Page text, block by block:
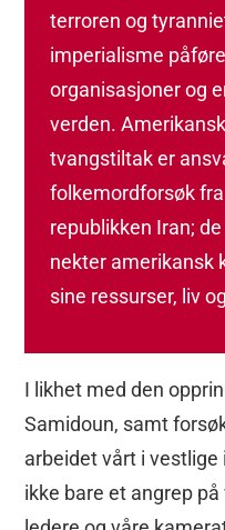
terroren og
imperialisme
organisasjoner og
verden.
tvangstiltak er
folkemordforsøk
republikken Iran;
nekter amerikansk
sine ressurser, liv
I likhet med den
Samidoun, samt
arbeidet vårt i
ikke bare et angrep